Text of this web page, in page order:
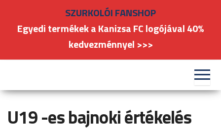
FC
#kanizsafoci
U19 -es bajnoki értékelés
SZURKOLÓI FANSHOP
Egyedi termékek a Kanizsa FC logójával 40%
kedvezménnyel >>>